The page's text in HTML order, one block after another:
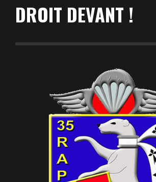
DROIT DEVANT !